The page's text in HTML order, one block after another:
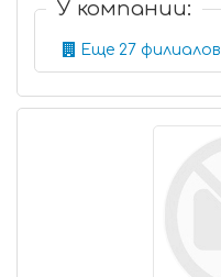
У компании:
Еще 27 филиалов